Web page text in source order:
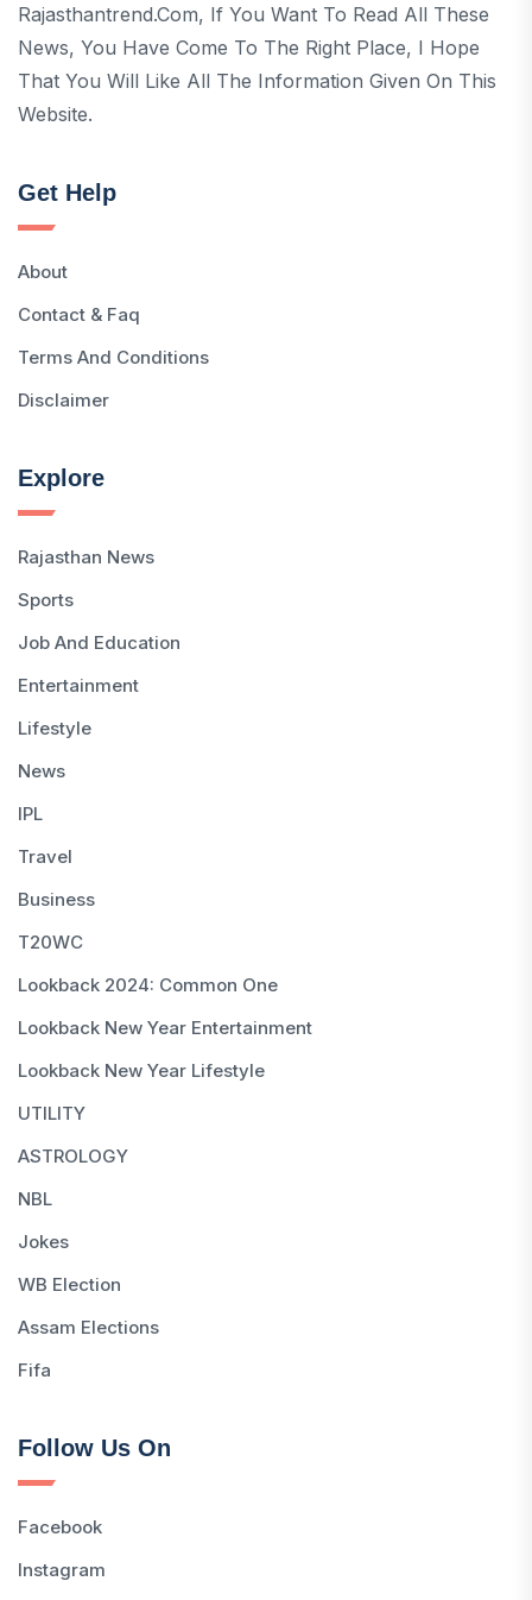
Rajasthantrend.com, If You Want To Read All These
News, You Have Come To The Right Place, I Hope
That You Will Like All The Information Given On This
Website.
Get Help
About
Contact & Faq
Terms And Conditions
Disclaimer
Explore
Rajasthan News
Sports
Job And Education
Entertainment
Lifestyle
News
IPL
Travel
Business
T20WC
Lookback 2024: Common One
Lookback New Year Entertainment
Lookback New Year Lifestyle
UTILITY
ASTROLOGY
NBL
Jokes
WB Election
Assam Elections
Fifa
Follow Us On
Facebook
Instagram